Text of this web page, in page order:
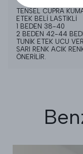
TENSEL CUPRA
ETEK BELİ LASTİKLİ
1 BEDEN 38-40
2 BEDEN 42-44
TUNİK ETEK UCU
SARI RENK ACIK
ÖNERİLİR.